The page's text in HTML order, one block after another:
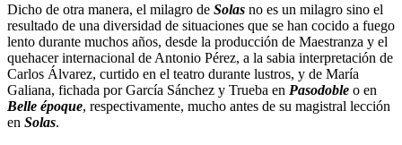
Dicho de otra manera, el milagro de Solas no es un milagro sino el
resultado de una diversidad de situaciones que se han cocido a fuego
lento durante muchos años, desde la producción de Maestranza y el
quehacer internacional de Antonio Pérez, a la sabia interpretación de
Carlos Álvarez, curtido en el teatro durante lustros, y de María
Galiana, fichada por García Sánchez y Trueba en Pasodoble o en
Belle époque, respectivamente, mucho antes de su magistral lección
en Solas.